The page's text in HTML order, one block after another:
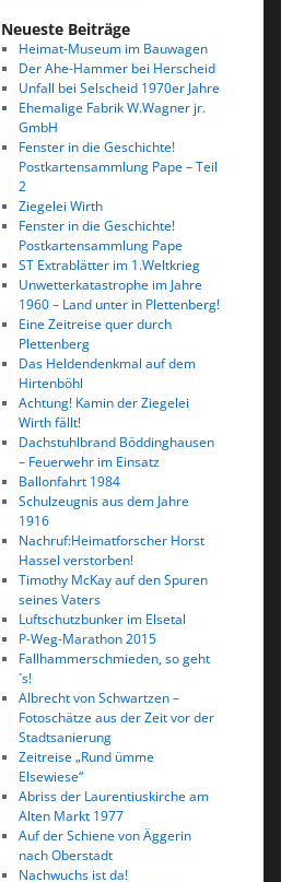
Neueste Beiträge
Heimat-Museum im Bauwagen
Der Ahe-Hammer bei Herscheid
Unfall bei Selscheid 1970er Jahre
Ehemalige Fabrik W.Wagner jr.
GmbH
Fenster in die Geschichte!
Postkartensammlung Pape – Teil
2
Ziegelei Wirth
Fenster in die Geschichte!
Postkartensammlung Pape
ST Extrablätter im 1.Weltkrieg
Unwetterkatastrophe im Jahre
1960 – Land unter in Plettenberg!
Eine Zeitreise quer durch
Plettenberg
Das Heldendenkmal auf dem
Hirtenböhl
Achtung! Kamin der Ziegelei
Wirth fällt!
Dachstuhlbrand Böddinghausen
– Feuerwehr im Einsatz
Ballonfahrt 1984
Schulzeugnis aus dem Jahre
1916
Nachruf:Heimatforscher Horst
Hassel verstorben!
Timothy McKay auf den Spuren
seines Vaters
Luftschutzbunker im Elsetal
P-Weg-Marathon 2015
Fallhammerschmieden, so geht
´s!
Albrecht von Schwartzen –
Fotoschätze aus der Zeit vor der
Stadtsanierung
Zeitreise „Rund ümme
Elsewiese“
Abriss der Laurentiuskirche am
Alten Markt 1977
Auf der Schiene von Äggerin
nach Oberstadt
Nachwuchs ist da!